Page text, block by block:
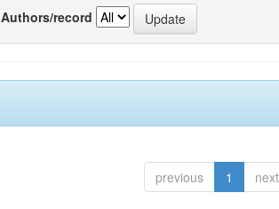
Authors/record
previous 1 next